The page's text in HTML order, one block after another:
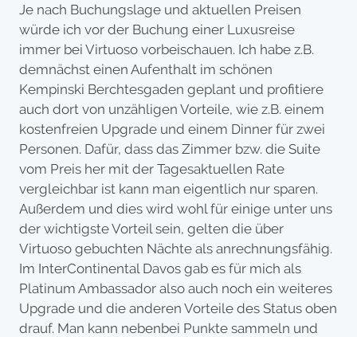
Je nach Buchungslage und aktuellen Preisen
würde ich vor der Buchung einer Luxusreise
immer bei Virtuoso vorbeischauen. Ich habe z.B.
demnächst einen Aufenthalt im schönen
Kempinski Berchtesgaden geplant und profitiere
auch dort von unzähligen Vorteile, wie z.B. einem
kostenfreien Upgrade und einem Dinner für zwei
Personen. Dafür, dass das Zimmer bzw. die Suite
vom Preis her mit der Tagesaktuellen Rate
vergleichbar ist kann man eigentlich nur sparen.
Außerdem und dies wird wohl für einige unter uns
der wichtigste Vorteil sein, gelten die über
Virtuoso gebuchten Nächte als anrechnungsfähig.
Im InterContinental Davos gab es für mich als
Platinum Ambassador also auch noch ein weiteres
Upgrade und die anderen Vorteile des Status oben
drauf. Man kann nebenbei Punkte sammeln und